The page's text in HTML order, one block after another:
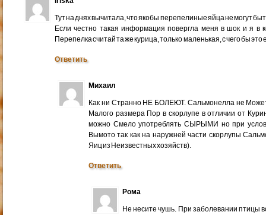
Тут на днях вычитала, что якобы перепелиные яйца не могут
Если честно такая информация повергла меня в шок и я в
Перепелка считай та же курица, только маленькая, с чего бы
Ответить
Михаил
Как ни Странно НЕ БОЛЕЮТ. Сальмонелла не
Малого размера Пор в скорлупе в отличии от
можно Смело употреблять СЫРЫМИ но при
Вымото так как на наружней части скорлупы
Яиц из Неизвестных хозяйств).
Ответить
Рома
Не несите чушь. При заболевании птицы